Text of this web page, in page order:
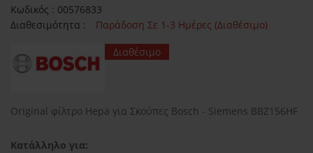
Κωδικός : 00576833
Διαθεσιμότητα :
Παράδοση Σε 1-3 Ημέρες (Διαθέσιμο)
Διαθέσιμο
Original φίλτρο Hepa για Σκούπες Bosch - Siemens BBZ156HF
Κατάλληλο για: